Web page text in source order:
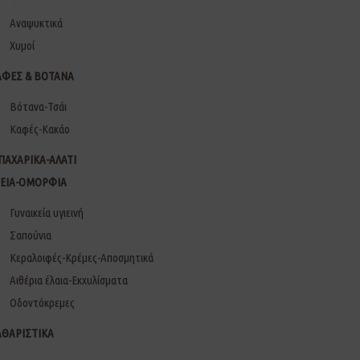
Αναψυκτικά
Χυμοί
& ΒΟΤΑΝΑ
Βότανα-Τσάι
Καφές-Κακάο
ΑΛΑΤΙ
ΟΜΟΡΦΙΑ
Γυναικεία υγιεινή
Σαπούνια
Κεραλοιφές-Κρέμες-Αποσμητικά
Αιθέρια έλαια-Εκχυλίσματα
Οδοντόκρεμες